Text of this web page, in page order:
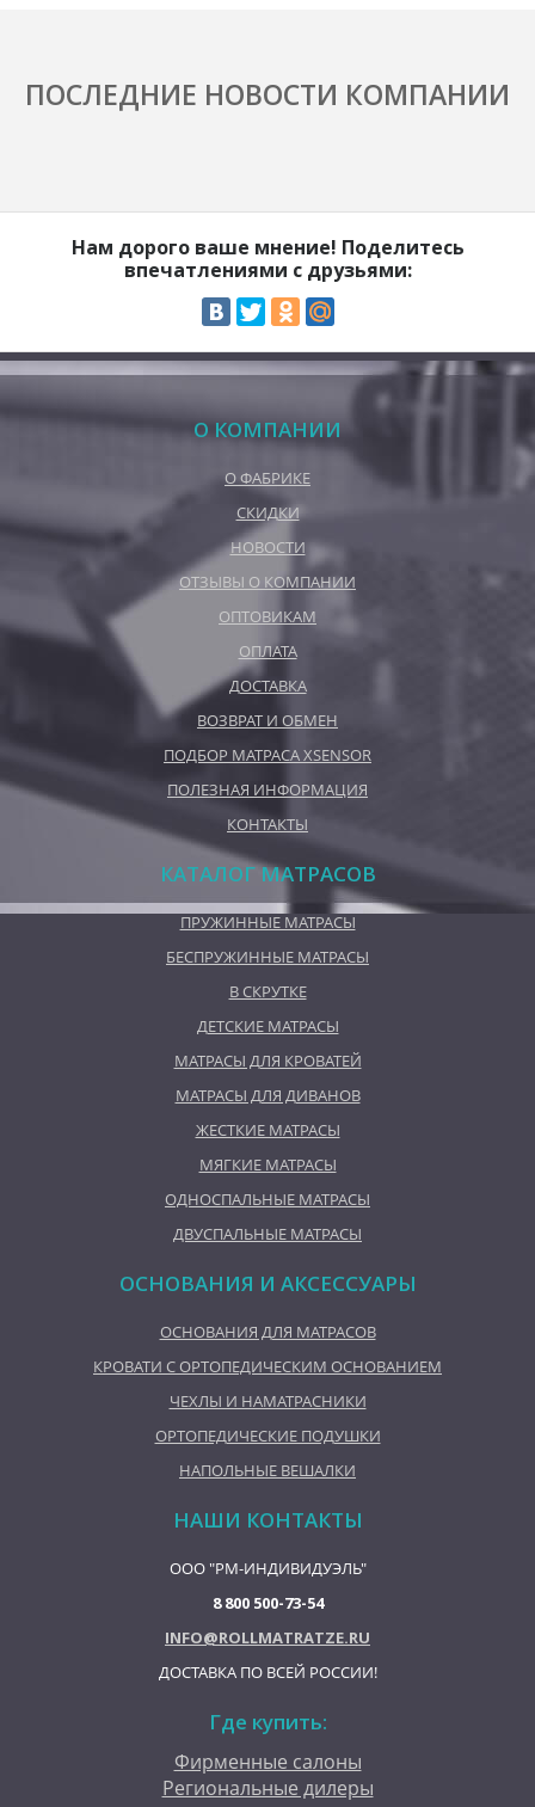
ПОСЛЕДНИЕ НОВОСТИ КОМПАНИИ
Нам дорого ваше мнение! Поделитесь
впечатлениями с друзьями:
О КОМПАНИИ
О ФАБРИКЕ
СКИДКИ
НОВОСТИ
ОТЗЫВЫ О КОМПАНИИ
ОПТОВИКАМ
ОПЛАТА
ДОСТАВКА
ВОЗВРАТ И ОБМЕН
ПОДБОР МАТРАСА XSENSOR
ПОЛЕЗНАЯ ИНФОРМАЦИЯ
КОНТАКТЫ
КАТАЛОГ МАТРАСОВ
ПРУЖИННЫЕ МАТРАСЫ
БЕСПРУЖИННЫЕ МАТРАСЫ
В СКРУТКЕ
ДЕТСКИЕ МАТРАСЫ
МАТРАСЫ ДЛЯ КРОВАТЕЙ
МАТРАСЫ ДЛЯ ДИВАНОВ
ЖЕСТКИЕ МАТРАСЫ
МЯГКИЕ МАТРАСЫ
ОДНОСПАЛЬНЫЕ МАТРАСЫ
ДВУСПАЛЬНЫЕ МАТРАСЫ
ОСНОВАНИЯ И АКСЕССУАРЫ
ОСНОВАНИЯ ДЛЯ МАТРАСОВ
КРОВАТИ С ОРТОПЕДИЧЕСКИМ ОСНОВАНИЕМ
ЧЕХЛЫ И НАМАТРАСНИКИ
ОРТОПЕДИЧЕСКИЕ ПОДУШКИ
НАПОЛЬНЫЕ ВЕШАЛКИ
НАШИ КОНТАКТЫ
ООО "РМ-ИНДИВИДУЭЛЬ"
8 800 500-73-54
INFO@ROLLMATRATZE.RU
ДОСТАВКА ПО ВСЕЙ РОССИИ!
Где купить:
Фирменные салоны
Региональные дилеры